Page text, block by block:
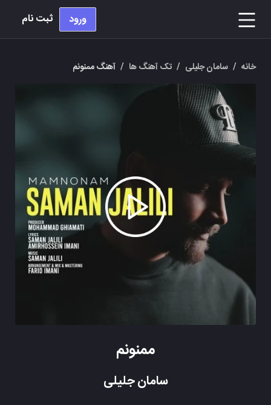
ورود ثبت نام
خانه / سامان جلیلی / تک آهنگ ها / آهنگ ممنونم
ممنونم
سامان جلیلی